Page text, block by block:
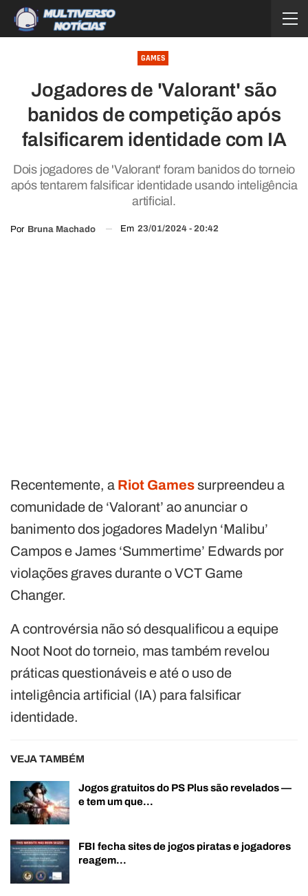
GAMES
Jogadores de 'Valorant' são
banidos de competição após
falsificarem identidade com IA
Dois jogadores de 'Valorant' foram banidos do torneio
após tentarem falsificar identidade usando inteligência
artificial.
Por Bruna Machado Em 23/01/2024 - 20:42
Recentemente, a Riot Gamessurpreendeu a
comunidade de ‘Valorant’ ao anunciar o
banimento dos jogadores Madelyn ‘Malibu’
Campos e James ‘Summertime’ Edwards por
violações graves durante o VCT Game
Changer.
A controvérsia não só desqualificou a equipe
Noot Noot do torneio, mas também revelou
práticas questionáveis e até o uso de
inteligência artificial (IA) para falsificar
identidade.
VEJA TAMBÉM
Jogos gratuitos do PS Plus são revelados —
e tem um que…
FBI fecha sites de jogos piratas e jogadores
reagem…